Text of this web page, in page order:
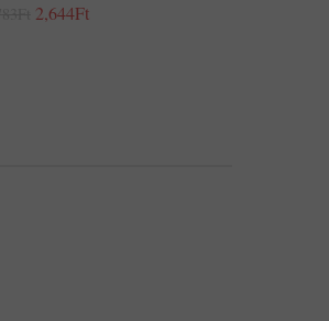
2,644Ft